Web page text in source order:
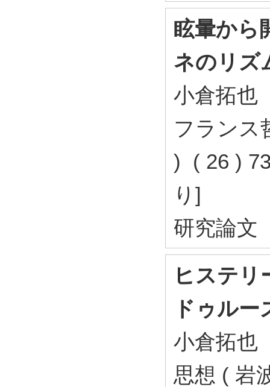
眩暈か
ネのリズ
小倉拓也
フランス
) ( 26 )
り]
研究論文
ヒステ
ドゥル
小倉拓也
思想 ( 岩